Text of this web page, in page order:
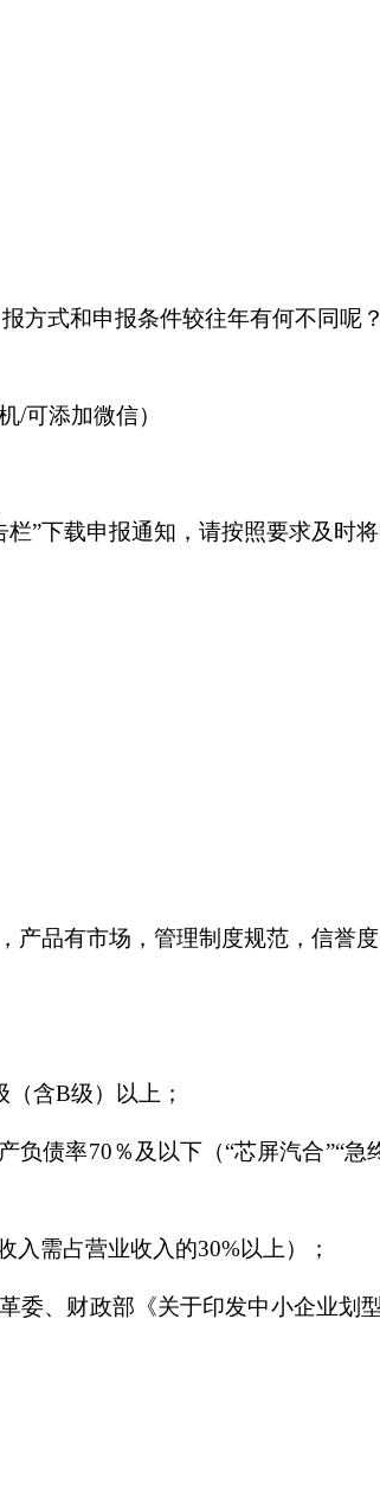
方式和申报条件较往年有何不同
/可添加微信）
”下载申报通知，请按照要求及时
产品有市场，管理制度规范，信誉
含B级）以上；
债率70％及以下（“芯屏汽合”“
需占营业收入的30%以上）；
、财政部《关于印发中小企业划